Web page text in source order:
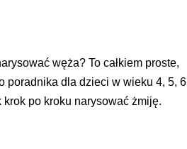
węża? To całkiem proste,
poradnika dla dzieci w wieku 4, 5, 6
po kroku narysować żmiję.